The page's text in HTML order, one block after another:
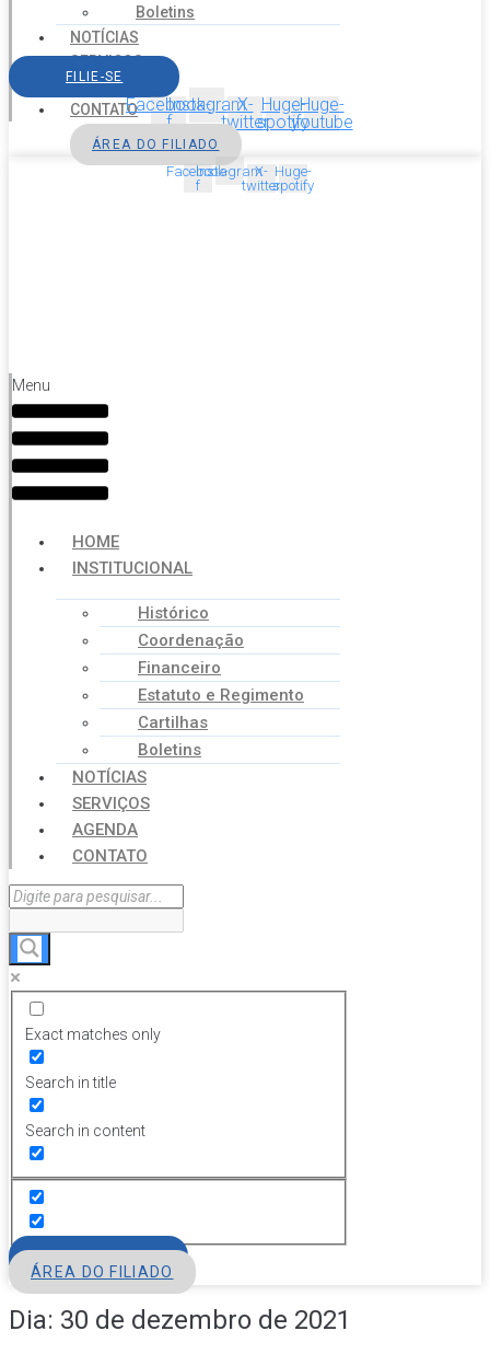
Boletins
NOTÍCIAS
SERVIÇOS
AGENDA
CONTATO
FILIE-SE
Facebook-
f
InstagramX-
twitter
Huge-
spotify
Huge-
youtube
ÁREA DO FILIADO
Facebook-
f
InstagramX-
twitter
Huge-
spotify
Menu
HOME
INSTITUCIONAL
Histórico
Coordenação
Financeiro
Estatuto e Regimento
Cartilhas
Boletins
NOTÍCIAS
SERVIÇOS
AGENDA
CONTATO
Exact matches only
Search in title
Search in content
ÁREA DO FILIADO
Dia: 30 de dezembro de 2021